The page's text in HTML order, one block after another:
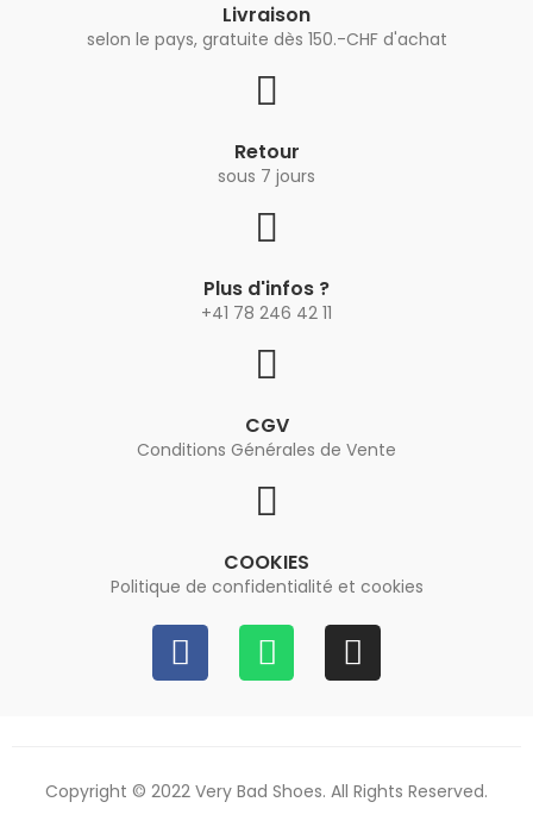
Livraison
selon le pays, gratuite dès 150.-CHF d'achat
Retour
sous 7 jours
Plus d'infos ?
+41 78 246 42 11
CGV
Conditions Générales de Vente
COOKIES
Politique de confidentialité et cookies
Copyright © 2022 Very Bad Shoes. All Rights Reserved.